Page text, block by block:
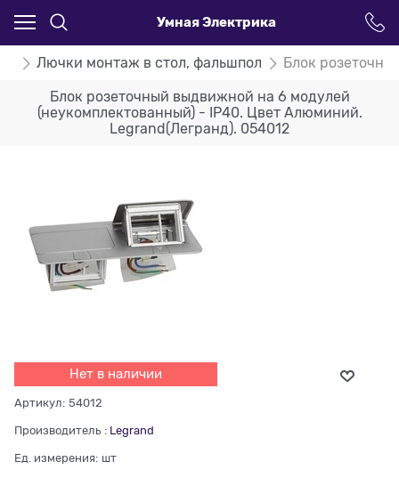
Умная Электрика
Лючки монтаж в стол, фальшпол Блок
Блок розеточный выдвижной на 6 модулей
(неукомплектованный) - IP40. Цвет Алюминий.
Legrand(Легранд). 054012
Нет в наличии
Артикул: 54012
Производитель : Legrand
Ед. измерения: шт